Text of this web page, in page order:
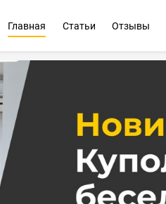
Главная Статьи Отзывы